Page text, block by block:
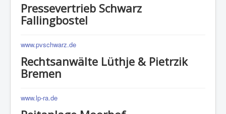
Pressevertrieb Schwarz
Fallingbostel
www.pvschwarz.de
Rechtsanwälte Lüthje & Pietrzik
Bremen
www.lp-ra.de